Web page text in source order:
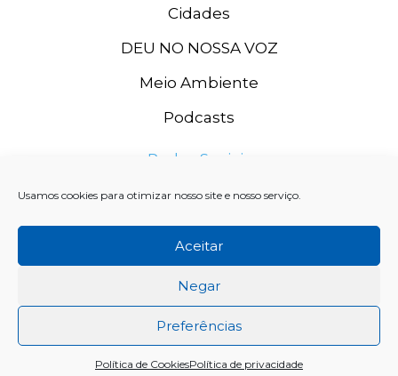
Usamos cookies para otimizar nosso site e nosso serviço.
Aceitar
Negar
Preferências
Política de CookiesPolítica de privacidade
Cidades
DEU NO NOSSA VOZ
Meio Ambiente
Podcasts
Redes Sociais